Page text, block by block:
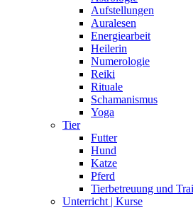
Aufstellungen
Auralesen
Energiearbeit
Heilerin
Numerologie
Reiki
Rituale
Schamanismus
Yoga
Tier
Futter
Hund
Katze
Pferd
Tierbetreuung und
Unterricht | Kurse